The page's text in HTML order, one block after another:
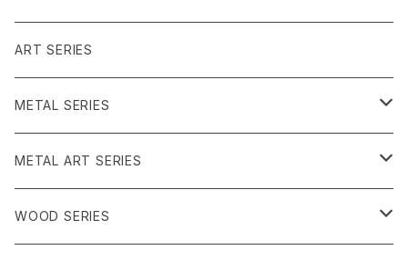
グリーン系
うみのいきもの
ピンク系
レッド系
グリーン系
ピンク系
イエロー系
ART SERIES
METAL SERIES
クリア系
ブラック系
METAL ART SERIES
ブルー系
WOOD SERIES